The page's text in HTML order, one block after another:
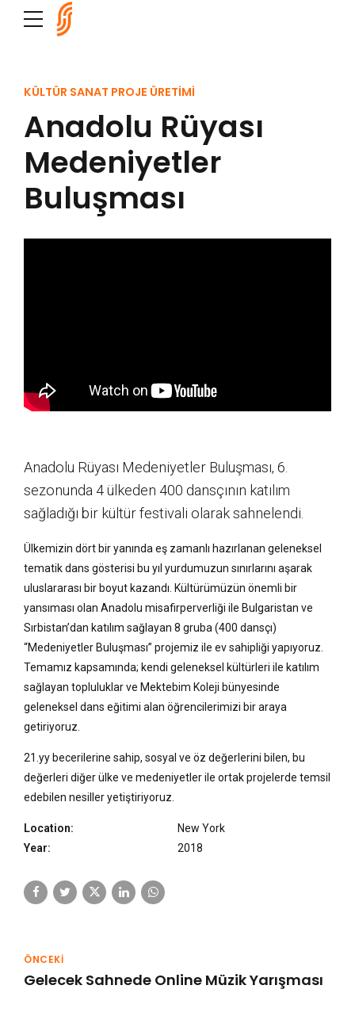
KÜLTÜR SANAT PROJE ÜRETİMİ
Anadolu Rüyası
Medeniyetler
Buluşması
Anadolu Rüyası Medeniyetler Buluşması, 6.
sezonunda 4 ülkeden 400 dansçının katılım
sağladığı bir kültür festivali olarak sahnelendi.
Ülkemizin dört bir yanında eş zamanlı hazırlanan geleneksel
tematik dans gösterisi bu yıl yurdumuzun sınırlarını aşarak
uluslararası bir boyut kazandı. Kültürümüzün önemli bir
yansıması olan Anadolu misafirperverliği ile Bulgaristan ve
Sırbistan’dan katılım sağlayan 8 gruba (400 dansçı)
“Medeniyetler Buluşması” projemiz ile ev sahipliği yapıyoruz.
Temamız kapsamında; kendi geleneksel kültürleri ile katılım
sağlayan topluluklar ve Mektebim Koleji bünyesinde
geleneksel dans eğitimi alan öğrencilerimizi bir araya
getiriyoruz.
21.yy becerilerine sahip, sosyal ve öz değerlerini bilen, bu
değerleri diğer ülke ve medeniyetler ile ortak projelerde temsil
edebilen nesiller yetiştiriyoruz.
Location:
New York
Year:
2018
ÖNCEKİ
Gelecek Sahnede Online Müzik Yarışması